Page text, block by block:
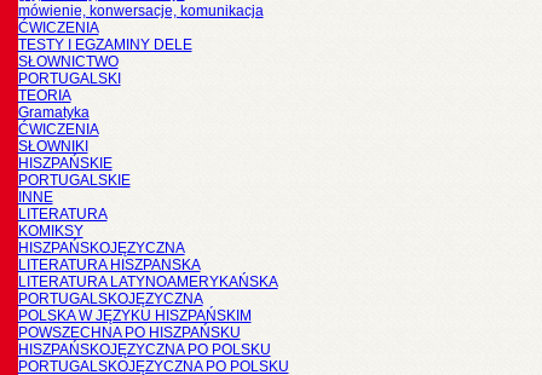
mówienie, konwersacje, komunikacja
ĆWICZENIA
TESTY I EGZAMINY DELE
SŁOWNICTWO
PORTUGALSKI
TEORIA
Gramatyka
ĆWICZENIA
SŁOWNIKI
HISZPAŃSKIE
PORTUGALSKIE
INNE
LITERATURA
KOMIKSY
HISZPAŃSKOJĘZYCZNA
LITERATURA HISZPANSKA
LITERATURA LATYNOAMERYKAŃSKA
PORTUGALSKOJĘZYCZNA
POLSKA W JĘZYKU HISZPAŃSKIM
POWSZECHNA PO HISZPAŃSKU
HISZPAŃSKOJĘZYCZNA PO POLSKU
PORTUGALSKOJĘZYCZNA PO POLSKU